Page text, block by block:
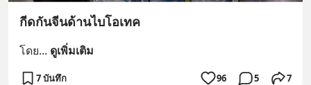
กีดกันจีนด้านไบโอเทค
โดย... ดูเพิ่มเติม
7 บันทึก 96 5 7